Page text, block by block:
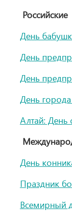
Российские
День
День
День
День
Алтай: День
День
Праздник
Всемирный